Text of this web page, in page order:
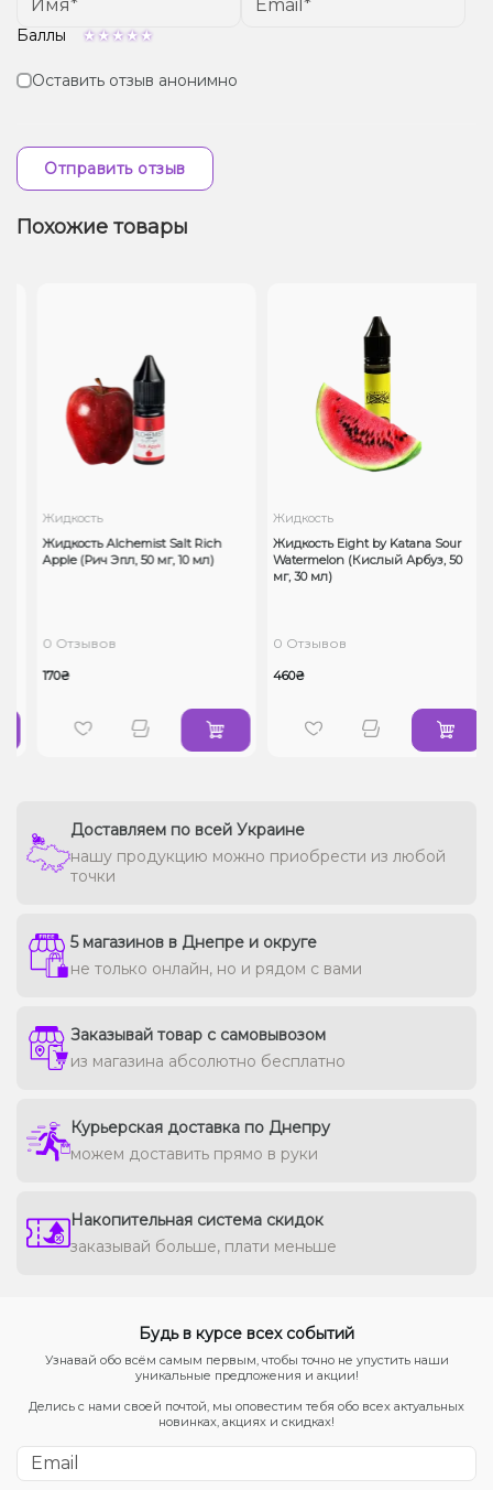
Баллы
Оставить отзыв анонимно
Отправить отзыв
Похожие товары
Жидкость
Жидкость Alchemist Salt Rich
Apple (Рич Эпл, 50 мг, 10 мл)
0 Отзывов
170₴
Жидкость
Жидкость Eight by Katana Sour
Watermelon (Кислый Арбуз, 50
мг, 30 мл)
0 Отзывов
460₴
Доставляем по всей Украине
нашу продукцию можно приобрести из любой
точки
5 магазинов в Днепре и округе
не только онлайн, но и рядом с вами
Заказывай товар с самовывозом
из магазина абсолютно бесплатно
Курьерская доставка по Днепру
можем доставить прямо в руки
Накопительная система скидок
заказывай больше, плати меньше
Будь в курсе всех событий
Узнавай обо всём самым первым, чтобы точно не упустить наши
уникальные предложения и акции!
Делись с нами своей почтой, мы оповестим тебя обо всех актуальных
новинках, акциях и скидках!